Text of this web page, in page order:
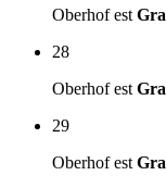
Oberhof est
28
Oberhof est
29
Oberhof est